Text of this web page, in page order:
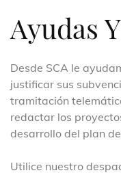
Ayudas
Desde SCA le
justificar sus
tramitación
redactar los
desarrollo del plan
Utilice nuestro